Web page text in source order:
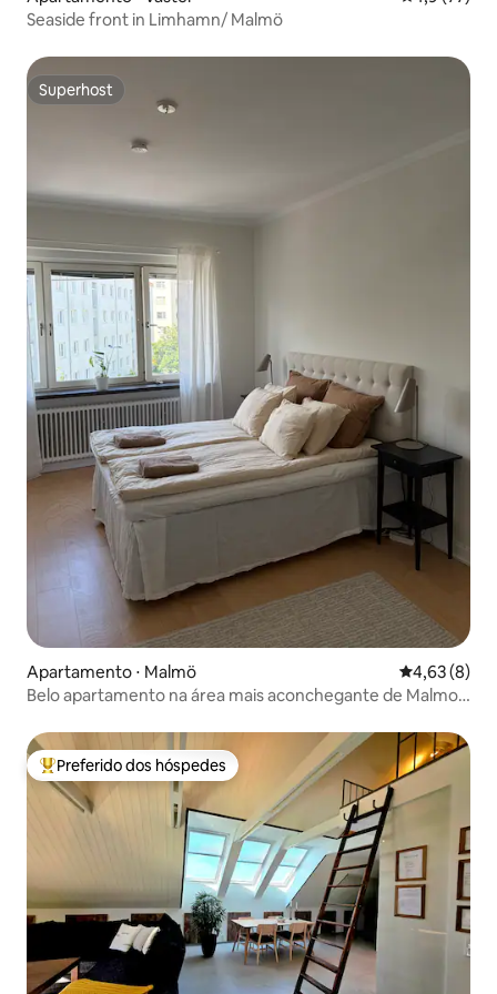
Seaside front in Limhamn/ Malmö
Superhost
Superhost
Apartamento ⋅ Malmö 4,63 de uma
4,63 (8)
Belo apartamento na área mais aconchegante de Malmo,
Entre os melhores preferidos dos hóspedes
Preferido dos hóspedes